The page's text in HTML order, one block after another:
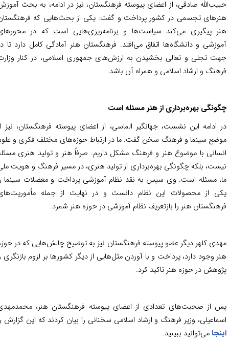
صادقی، از اعضای پیوسته فرهنگستان، نیز در ادامه، به بحث آموزش
تجسمی در کشور پرداخت و گفت: یکی از بحث‌هایی که فرهنگستان
پیگیری می‌کند سیاست‌ها و برنامه‌ریزی‌هایی است که در محورهای
و دانشگاه‌ها اتفاق می‌افتد. فرهنگستان هنر آمادگی کامل دارد تا در
تجلی و تعالی بخشیدن به ارزش‌های جمهوری اسلامی، در کنار وزارت
و ارشاد اسلامی و همراه آن باشد.
بهره‌برداری از هنر مسئله است
ادامه این نشست، جهانگیر الماسی، از اعضای پیوسته فرهنگستان، نیز از
سینما و فرهنگ سخن گفت: ما در ارتباط حوزه‌های مختلف فکری و علوم
با موضوع هنر و فرهنگ مشکل داریم. صرفاً هنر و تولید هنری مسئله
بلکه چگونگی بهره‌برداری از تولید هنری، در مسیر فرهنگ و هویت ملی
مسئله است. وی سپس به نقد نظام آموزشی پرداخت و معضلات سینما را
از محصولات این نظام دانست و در نهایت از جمله مأموریت‌های
هنر را بازتعریف نظام آموزشی در حوزه هنر شمرد.
کلهر دیگر عضو پیوسته فرهنگستان نیز به توضیح چالش‌هایی که در حوزه
وجود دارد، پرداخت و با آوردن مثل‌هایی از دیگر کشورها بر لزوم بازنگری و
در حوزه هنر تاکید کرد.
از صحبت‌های تعدادی از اعضای پیوسته فرهنگستان هنر، محمدمهدی
وزیر فرهنگ و ارشاد اسلامی سخنانی را بیان کردند که این گزارش را
می‌توانید ببینید.